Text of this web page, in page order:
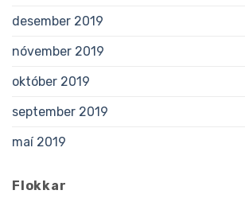
desember 2019
nóvember 2019
október 2019
september 2019
maí 2019
Flokkar